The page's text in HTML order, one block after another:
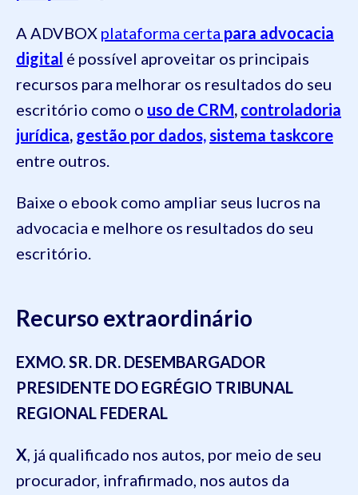
A ADVBOX plataforma certa para advocacia
digital é possível aproveitar os principais
recursos para melhorar os resultados do seu
escritório como o uso de CRM, controladoria
jurídica, gestão por dados,sistema taskcore
entre outros.
Baixe o ebook como ampliar seus lucros na
advocacia e melhore os resultados do seu
escritório.
Recurso extraordinário
EXMO. SR. DR. DESEMBARGADOR
PRESIDENTE DO EGRÉGIO TRIBUNAL
REGIONAL FEDERAL
X, já qualificado nos autos, por meio de seu
procurador, infrafirmado, nos autos da